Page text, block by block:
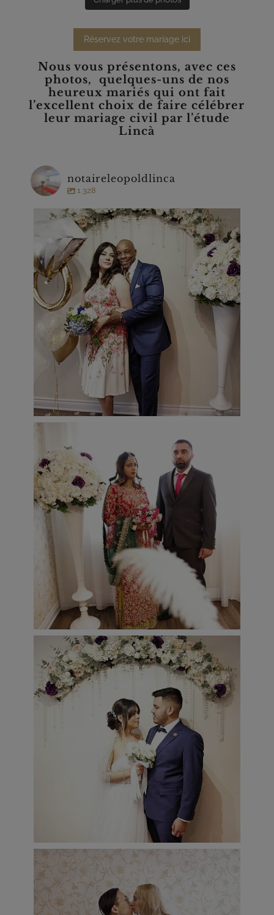
Réservez votre mariage ici
Nous vous présentons, avec ces
photos, quelques-uns de nos
heureux mariés qui ont fait
l’excellent choix de faire célébrer
leur mariage civil par l’étude
Lincà
notaireleopoldlinca
1 328